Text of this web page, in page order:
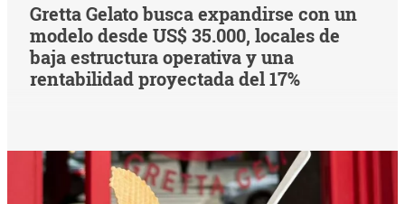
Gretta Gelato busca expandirse con un
modelo desde US$ 35.000, locales de
baja estructura operativa y una
rentabilidad proyectada del 17%